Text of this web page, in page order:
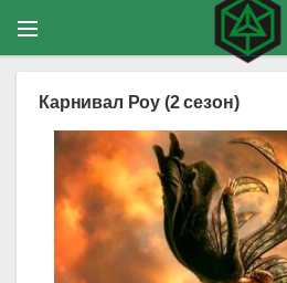
Карнивал Роу (2 сезон)